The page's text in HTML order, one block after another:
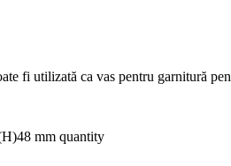
fi utilizată ca vas pentru garnitură
mm quantity